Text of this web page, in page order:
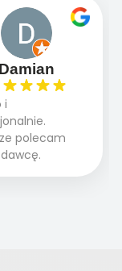
Damian
i
polecam